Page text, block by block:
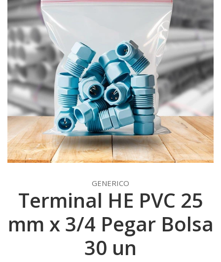
GENERICO
Terminal HE PVC 25
mm x 3/4 Pegar Bolsa
30 un